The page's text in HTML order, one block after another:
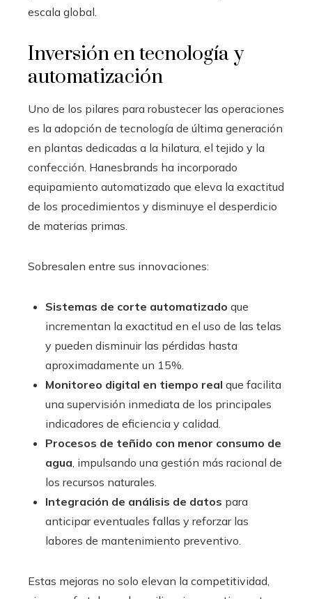
escala global.
Inversión en tecnología y
automatización
Uno de los pilares para robustecer las operaciones
es la adopción de tecnología de última generación
en plantas dedicadas a la hilatura, el tejido y la
confección. Hanesbrands ha incorporado
equipamiento automatizado que eleva la exactitud
de los procedimientos y disminuye el desperdicio
de materias primas.
Sobresalen entre sus innovaciones:
Sistemas de corte automatizado que
incrementan la exactitud en el uso de las telas
y pueden disminuir las pérdidas hasta
aproximadamente un 15%.
Monitoreo digital en tiempo real que facilita
una supervisión inmediata de los principales
indicadores de eficiencia y calidad.
Procesos de teñido con menor consumo de
agua, impulsando una gestión más racional de
los recursos naturales.
Integración de análisis de datos para
anticipar eventuales fallas y reforzar las
labores de mantenimiento preventivo.
Estas mejoras no solo elevan la competitividad,